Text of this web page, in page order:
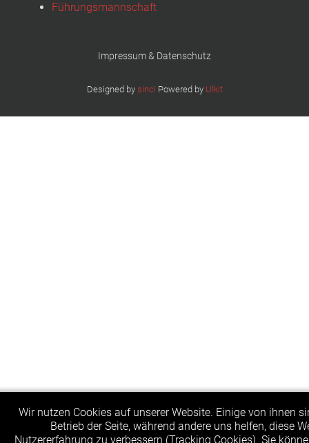
Führungsmannschaft
Impressum & Datenschutz
Designed by sinci Powered by Ulkit
Wir nutzen Cookies auf unserer Website. Einige von ihnen
Betrieb der Seite, während andere uns helfen, diese
Nutzererfahrung zu verbessern (Tracking Cookies). Sie